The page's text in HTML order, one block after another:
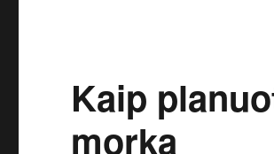
Kaip
morką